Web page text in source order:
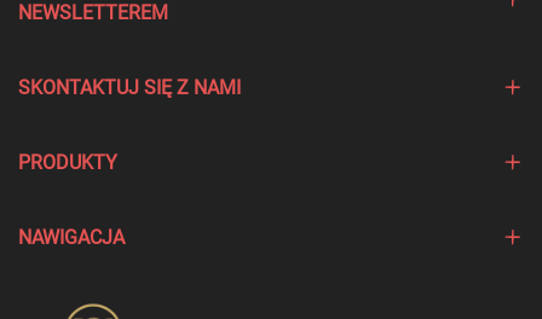
NEWSLETTEREM
SKONTAKTUJ SIĘ Z NAMI
PRODUKTY
NAWIGACJA